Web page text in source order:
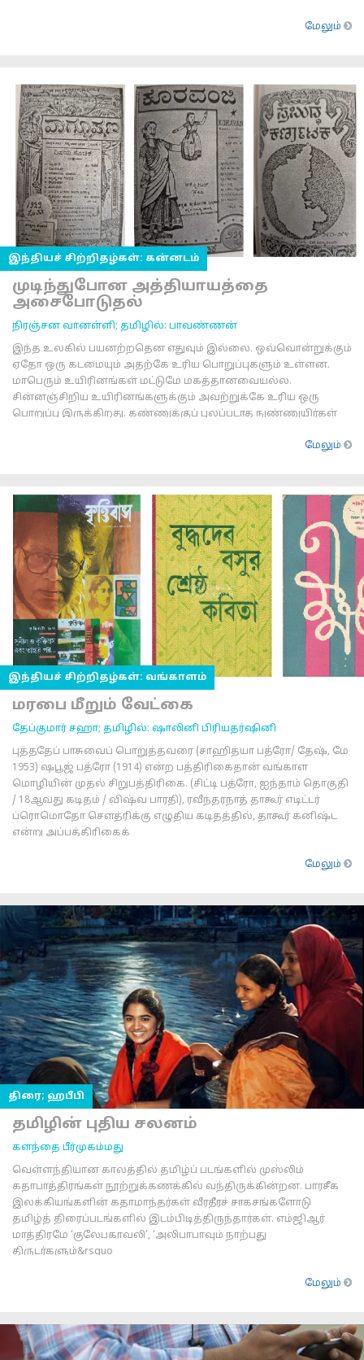
மேலும்
இந்தியச் சிற்றிதழ்கள்: கன்னடம்
முடிந்துபோன அத்தியாயத்தை
அசைபோடுதல்
நிரஞ்சன வானள்ளி; தமிழில்: பாவண்ணன்
இந்த உலகில் பயனற்றதென எதுவும் இல்லை. ஒவ்வொன்றுக்கும்
ஏதோ ஒரு கடமையும் அதற்கே உரிய பொறுப்புகளும் உள்ளன.
மாபெரும் உயிரினங்கள் மட்டுமே மகத்தானவையல்ல.
சின்னஞ்சிறிய உயிரினங்களுக்கும் அவற்றுக்கே உரிய ஒரு
பொறுப்பு இருக்கிறது. கண்ணுக்குப் புலப்படாத நுண்ணுயிர்கள்
மேலும்
இந்தியச் சிற்றிதழ்கள்: வங்காளம்
மரபை மீறும் வேட்கை
தேப்குமார் சஹா; தமிழில்: ஷாலினி பிரியதர்ஷினி
புத்ததேப் பாசுவைப் பொறுத்தவரை (சாஹித்யா பத்ரோ/ தேஷ், மே
1953) ஷபூஜ் பத்ரோ (1914) என்ற பத்திரிகைதான் வங்காள
மொழியின் முதல் சிறுபத்திரிகை. (சிட்டி பத்ரோ, ஐந்தாம் தொகுதி
/ 18ஆவது கடிதம் / விஷ்வ பாரதி), ரவீந்தரநாத் தாகூர் எடிட்டர்
ப்ரொமொதோ சௌத்ரிக்கு எழுதிய கடிதத்தில், தாகூர் கனிஷ்ட
என்று அப்பத்திரிகைக்
மேலும்
திரை; ஹபீபி
தமிழின் புதிய சலனம்
களந்தை பீர்முகம்மது
வெள்ளந்தியான காலத்தில் தமிழ்ப் படங்களில் முஸ்லிம்
கதாபாத்திரங்கள் நூற்றுக்கணக்கில் வந்திருக்கின்றன. பாரசீக
இலக்கியங்களின் கதாமாந்தர்கள் வீரதீரச் சாகசங்களோடு
தமிழ்த் திரைப்படங்களில் இடம்பிடித்திருந்தார்கள். எம்ஜிஆர்
மாத்திரமே ‘குலேபகாவலி’, ‘அலிபாபாவும் நாற்பது
திருடர்களும்&rsquo
மேலும்